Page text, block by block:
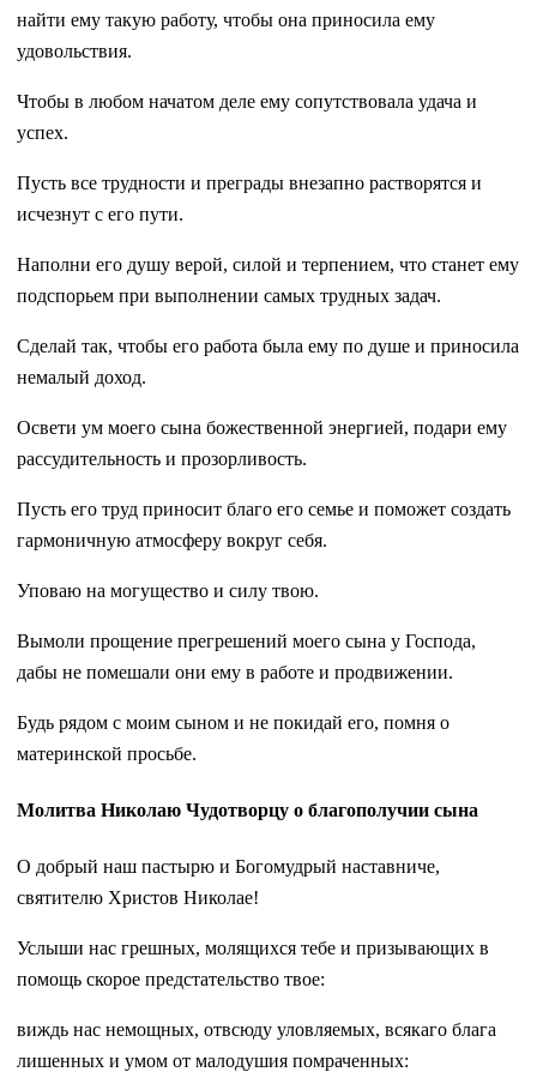
найти ему такую работу, чтобы она приносила ему
удовольствия.
Чтобы в любом начатом деле ему сопутствовала удача и
успех.
Пусть все трудности и преграды внезапно растворятся и
исчезнут с его пути.
Наполни его душу верой, силой и терпением, что станет ему
подспорьем при выполнении самых трудных задач.
Сделай так, чтобы его работа была ему по душе и приносила
немалый доход.
Освети ум моего сына божественной энергией, подари ему
рассудительность и прозорливость.
Пусть его труд приносит благо его семье и поможет создать
гармоничную атмосферу вокруг себя.
Уповаю на могущество и силу твою.
Вымоли прощение прегрешений моего сына у Господа,
дабы не помешали они ему в работе и продвижении.
Будь рядом с моим сыном и не покидай его, помня о
материнской просьбе.
Молитва Николаю Чудотворцу о благополучии сына
О добрый наш пастырю и Богомудрый наставниче,
святителю Христов Николае!
Услыши нас грешных, молящихся тебе и призывающих в
помощь скорое предстательство твое:
виждь нас немощных, отвсюду уловляемых, всякаго блага
лишенных и умом от малодушия помраченных: